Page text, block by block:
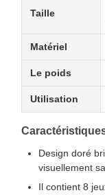
Taille
Matériel
Le poids
Utilisation
Design doré
visuellement
Il contient 8